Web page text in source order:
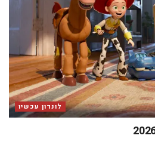
לונדון עכשיו